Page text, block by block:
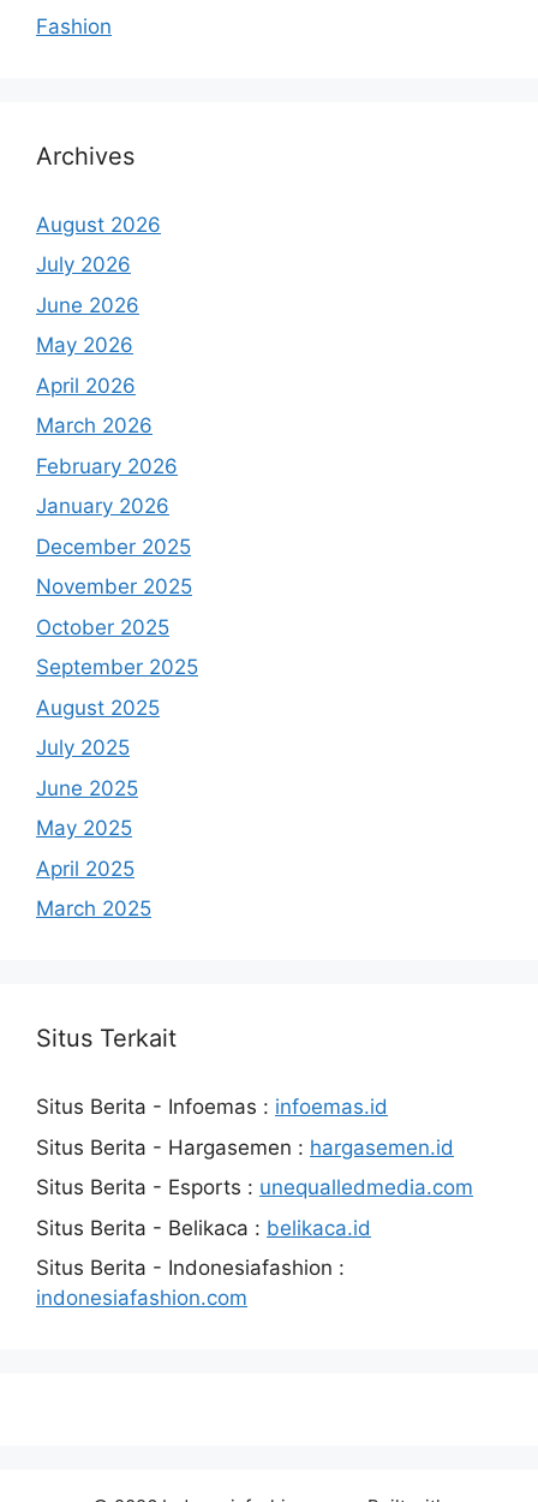
Fashion
Archives
August 2026
July 2026
June 2026
May 2026
April 2026
March 2026
February 2026
January 2026
December 2025
November 2025
October 2025
September 2025
August 2025
July 2025
June 2025
May 2025
April 2025
March 2025
Situs Terkait
Situs Berita - Infoemas : infoemas.id
Situs Berita - Hargasemen : hargasemen.id
Situs Berita - Esports : unequalledmedia.com
Situs Berita - Belikaca : belikaca.id
Situs Berita - Indonesiafashion :
indonesiafashion.com